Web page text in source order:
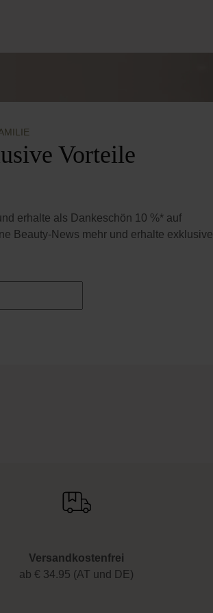
Vorteile
erhalte als Dankeschön 10 %* auf
Beauty-News mehr und erhalte exklusive
Versandkostenfrei
ab € 34.95 (AT und DE)